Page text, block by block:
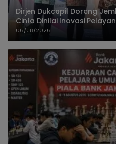
Dirjen Dukcapil Dorong
Cinta Dinilai Inovasi
06/08/2026